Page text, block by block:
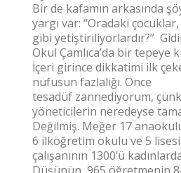
Bir de kafamın arkasında
yargı var: “Oradaki çocuklar,
gibi yetiştiriliyorlardır?”
Okul Çamlıca’da bir tepeye
İçeri girince dikkatimi ilk
nüfusun fazlalığı. Önce
tesadüf zannediyorum,
yöneticilerin neredeyse
Değilmiş. Meğer 17
6 ilköğretim okulu ve 5
çalışanının 1300’ü